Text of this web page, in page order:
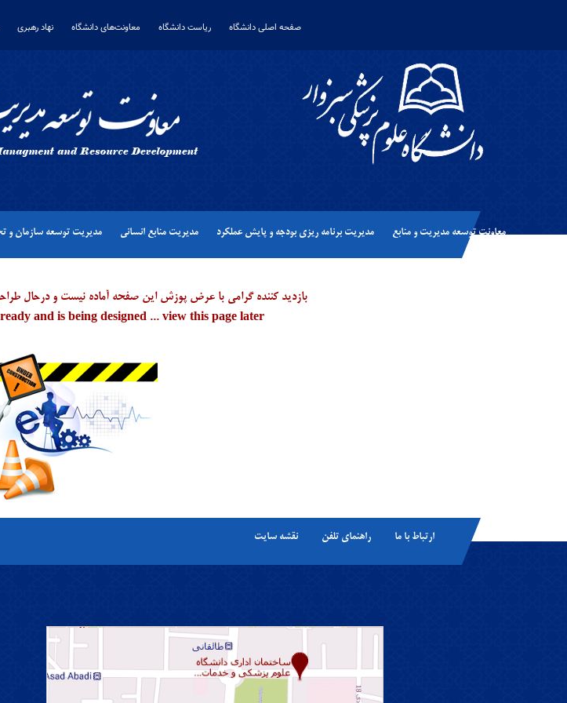
صفحه اصلی دانشگاه ریاست دانشگاه معاونت‌های دانشگاه نهاد رهبری
معاونت توسعه مدیریت و منابع مدیریت برنامه ریزی بودجه و پایش عملکرد مدیریت منابع انسانی مدیریت توسعه سازمان و
بازدید کننده گرامی با عرض پوزش این صفحه آماده نیست و درحال
and is being designed ... view this page later
ارتباط با ما راهنمای تلفن نقشه سایت